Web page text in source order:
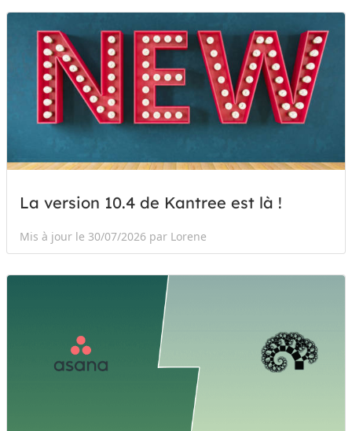
La version 10.4 de Kantree est là !
Mis à jour le 30/07/2026 par Lorene